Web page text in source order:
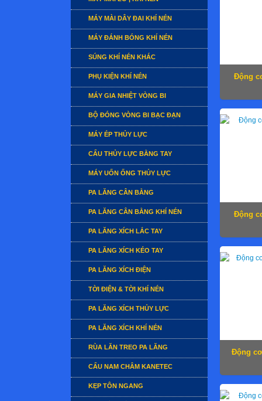
MÁY MÀI DÂY ĐAI KHÍ NÉN
MÁY ĐÁNH BÓNG KHÍ NÉN
SÚNG KHÍ NÉN KHÁC
PHỤ KIỆN KHÍ NÉN
MÁY GIA NHIỆT VÒNG BI
BỘ ĐÓNG VÒNG BI BẠC ĐẠN
MÁY ÉP THỦY LỰC
CẨU THỦY LỰC BẰNG TAY
MÁY UỐN ỐNG THỦY LỰC
PA LĂNG CÂN BẰNG
PA LĂNG CÂN BẰNG KHÍ NÉN
PA LĂNG XÍCH LẮC TAY
PA LĂNG XÍCH KÉO TAY
PA LĂNG XÍCH ĐIỆN
TỜI ĐIỆN & TỜI KHÍ NÉN
PA LĂNG XÍCH THỦY LỰC
PA LĂNG XÍCH KHÍ NÉN
RÙA LĂN TREO PA LĂNG
CẨU NAM CHÂM KANETEC
KẸP TÔN NGANG
Động
Động
Động